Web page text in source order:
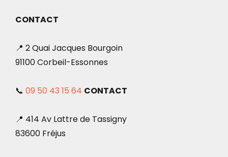
CONTACT
📍 2 Quai Jacques Bourgoin
91100 Corbeil-Essonnes
📞 09 50 43 15 64 CONTACT
📍 414 Av Lattre de Tassigny
83600 Fréjus